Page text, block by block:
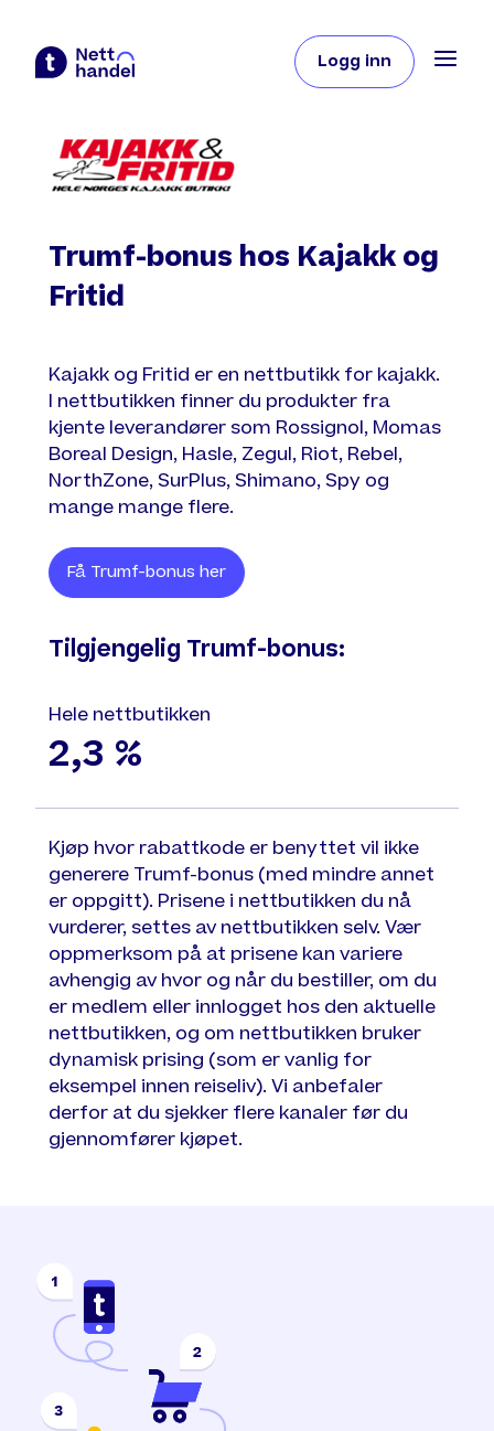
Logg inn
Trumf-bonus hos Kajakk og
Fritid
Kajakk og Fritid er en nettbutikk for kajakk.
I nettbutikken finner du produkter fra
kjente leverandører som Rossignol, Momas
Boreal Design, Hasle, Zegul, Riot, Rebel,
NorthZone, SurPlus, Shimano, Spy og
mange mange flere.
Få Trumf-bonus her
Tilgjengelig Trumf-bonus:
Hele nettbutikken
2,3 %
Kjøp hvor rabattkode er benyttet vil ikke
generere Trumf-bonus (med mindre annet
er oppgitt). Prisene i nettbutikken du nå
vurderer, settes av nettbutikken selv. Vær
oppmerksom på at prisene kan variere
avhengig av hvor og når du bestiller, om du
er medlem eller innlogget hos den aktuelle
nettbutikken, og om nettbutikken bruker
dynamisk prising (som er vanlig for
eksempel innen reiseliv). Vi anbefaler
derfor at du sjekker flere kanaler før du
gjennomfører kjøpet.